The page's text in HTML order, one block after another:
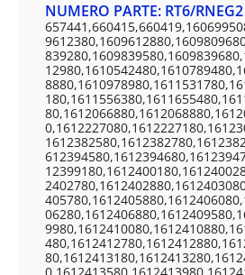
NUMERO PARTE: RT6/RNEG2